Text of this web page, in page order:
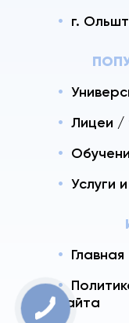
г.
Лицеи /
Услуги
Главная
сайта